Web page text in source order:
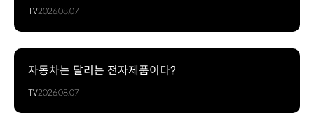
TV2026.08.07
자동차는 달리는 전자제품이다?
TV2026.08.07